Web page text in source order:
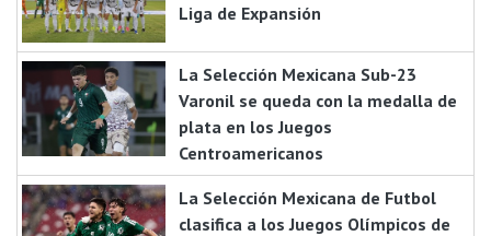
Liga de Expansión
La Selección Mexicana Sub-23
Varonil se queda con la medalla de
plata en los Juegos
Centroamericanos
La Selección Mexicana de Futbol
clasifica a los Juegos Olímpicos de